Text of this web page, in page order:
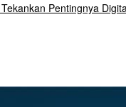
Pentingnya